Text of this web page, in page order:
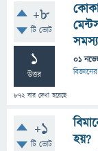
+8
টি ভোট
1
উত্তর
872বার দেখা হয়েছে
01
+1
টি ভোট
হয়?